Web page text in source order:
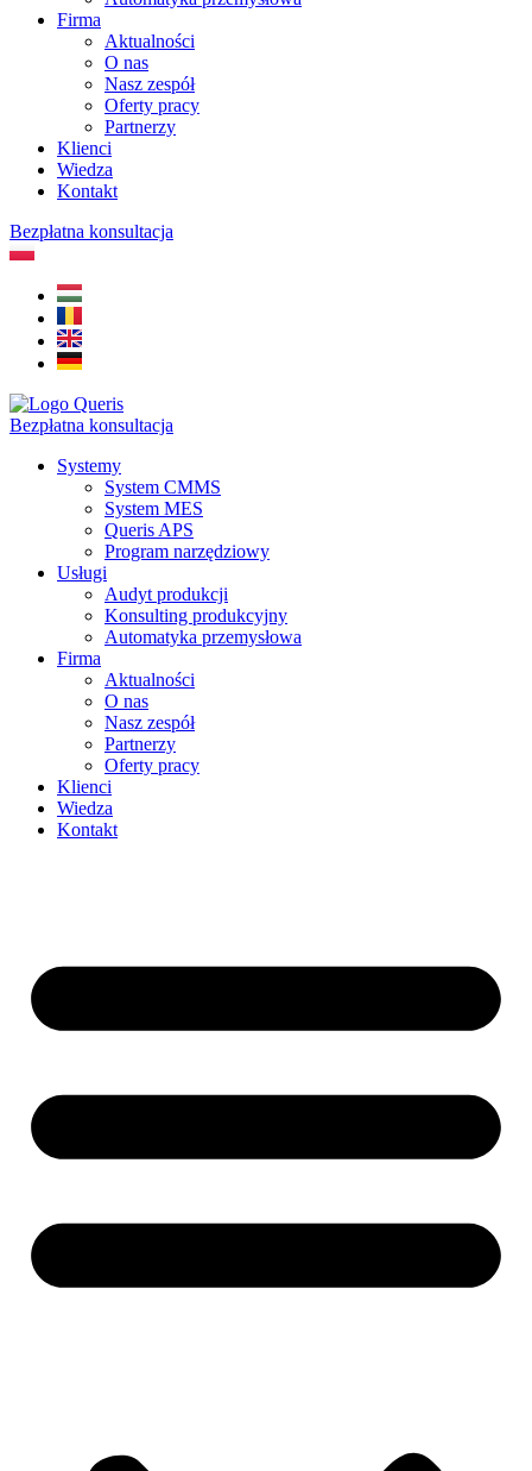
Firma
Aktualności
O nas
Nasz zespół
Oferty pracy
Partnerzy
Klienci
Wiedza
Kontakt
Bezpłatna konsultacja
Bezpłatna konsultacja
Systemy
System CMMS
System MES
Queris APS
Program narzędziowy
Usługi
Audyt produkcji
Konsulting produkcyjny
Automatyka przemysłowa
Firma
Aktualności
O nas
Nasz zespół
Partnerzy
Oferty pracy
Klienci
Wiedza
Kontakt